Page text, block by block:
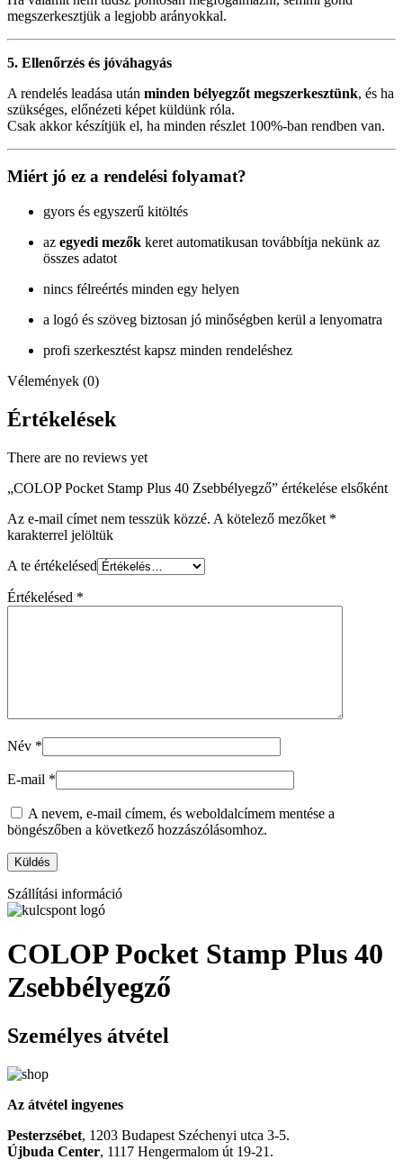
megszerkesztjük a legjobb arányokkal.
5. Ellenőrzés és jóváhagyás
A rendelés leadása után minden bélyegzőt megszerkesztünk, és ha
szükséges, előnézeti képet küldünk róla.
Csak akkor készítjük el, ha minden részlet 100%-ban rendben van.
Miért jó ez a rendelési folyamat?
gyors és egyszerű kitöltés
az egyedi mezők keret automatikusan továbbítja nekünk az
összes adatot
nincs félreértés minden egy helyen
a logó és szöveg biztosan jó minőségben kerül a lenyomatra
profi szerkesztést kapsz minden rendeléshez
Vélemények (0)
Értékelések
There are no reviews yet
„COLOP Pocket Stamp Plus 40 Zsebbélyegző” értékelése elsőként
Az e-mail címet nem tesszük közzé. A kötelező mezőket *
karakterrel jelöltük
A te értékelésed
Értékelésed *
Név *
E-mail *
A nevem, e-mail címem, és weboldalcímem mentése a
böngészőben a következő hozzászólásomhoz.
Szállítási információ
COLOP Pocket Stamp Plus 40
Zsebbélyegző
Személyes átvétel
Az átvétel ingyenes
Pesterzsébet, 1203 Budapest Széchenyi utca 3-5.
Újbuda Center, 1117 Hengermalom út 19-21.